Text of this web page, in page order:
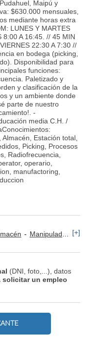
Maipú y
$630.000 mensuales,
mediante horas extra
LUNES Y MARTES
8:00 A 16:45. // 45 MIN
22:30 A 7:30 //
en bodega (picking,
Disponibilidad para
funciones:
Paletizado y
y clasificación de la
y un ambiente donde
parte de nuestro
-
media C.H. /
Estación total,
Picking, Procesos
Radiofrecuencia,
operario,
manufactoring,
Manipulador y Operario de Montaje [+]
(DNI, foto,...), datos
solicitar un empleo